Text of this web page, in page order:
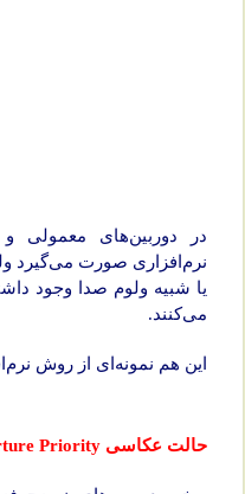
در دوربین‌های معمولی
نرم‌افزاری صورت می‌گیرد
یا شبیه ولوم صدا وجود
می‌کنند.
این هم نمونه‌ای از روش
حالت عکاسی Aperture Priority یا اولویت گشادگی دیافراگم